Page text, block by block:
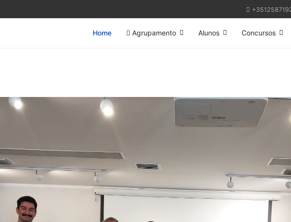
Home Agrupamento Alunos Concursos